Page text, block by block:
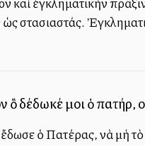
στασιαστάς.
ὃ δέδωκέ μοι ὁ πατήρ,
ὁ Πατέρας, νὰ μὴ